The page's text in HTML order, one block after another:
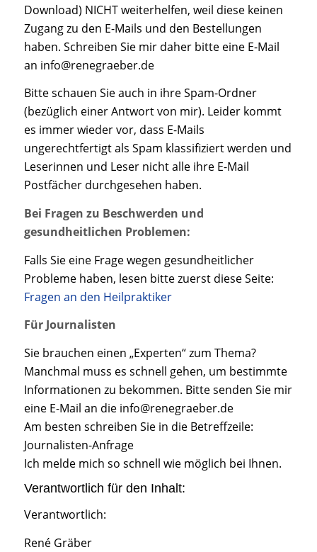
Download) NICHT weiterhelfen, weil diese keinen
Zugang zu den E-Mails und den Bestellungen
haben. Schreiben Sie mir daher bitte eine E-Mail
an info@renegraeber.de
Bitte schauen Sie auch in ihre Spam-Ordner
(bezüglich einer Antwort von mir). Leider kommt
es immer wieder vor, dass E-Mails
ungerechtfertigt als Spam klassifiziert werden und
Leserinnen und Leser nicht alle ihre E-Mail
Postfächer durchgesehen haben.
Bei Fragen zu Beschwerden und
gesundheitlichen Problemen:
Falls Sie eine Frage wegen gesundheitlicher
Probleme haben, lesen bitte zuerst diese Seite:
Fragen an den Heilpraktiker
Für Journalisten
Sie brauchen einen „Experten“ zum Thema?
Manchmal muss es schnell gehen, um bestimmte
Informationen zu bekommen. Bitte senden Sie mir
eine E-Mail an die info@renegraeber.de
Am besten schreiben Sie in die Betreffzeile:
Journalisten-Anfrage
Ich melde mich so schnell wie möglich bei Ihnen.
Verantwortlich für den Inhalt:
Verantwortlich:
René Gräber